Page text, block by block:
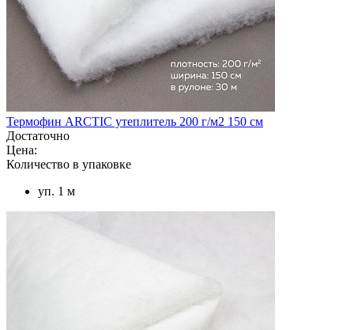
Термофин ARCTIC утеплитель 200 г/м2 150 см
Достаточно
Цена:
Количество в упаковке
уп. 1 м